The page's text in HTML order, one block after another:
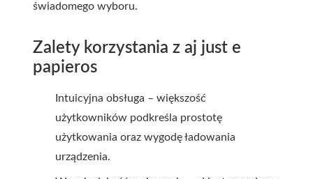
świadomego wyboru.
Zalety korzystania z aj just e
papieros
Intuicyjna obsługa – większość
użytkowników podkreśla prostotę
użytkowania oraz wygodę ładowania
urządzenia.